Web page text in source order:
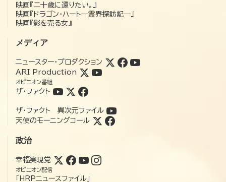
映画『二十歳に還りたい。』
映画『ドラゴン・ハート―霊界探訪記―』
映画『影を売る女』
メディア
ニュースター・プロダクション
ARI Production
オピニオン番組
ザ・ファクト
ザ・ファクト 異次元ファイル
天使のモーニングコール
政治
幸福実現党
オピニオン配信
「HRPニュースファイル」